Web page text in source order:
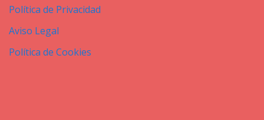
Política de Privacidad
Aviso Legal
Política de Cookies